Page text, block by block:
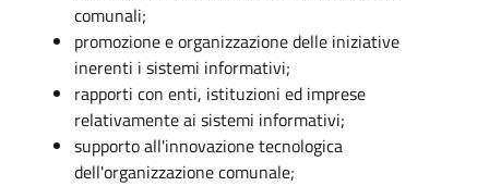
comunali;
promozione e organizzazione delle iniziative
inerenti i sistemi informativi;
rapporti con enti, istituzioni ed imprese
relativamente ai sistemi informativi;
supporto all'innovazione tecnologica
dell'organizzazione comunale;